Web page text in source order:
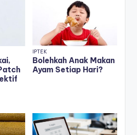
IPTEK
Bolehkah Anak Makan
Ayam Setiap Hari?